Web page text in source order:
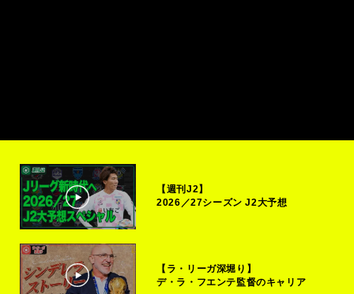
【週刊J2】
2026／27シーズン J2大予想
【ラ・リーガ深堀り】
デ・ラ・フエンテ監督のキャリア